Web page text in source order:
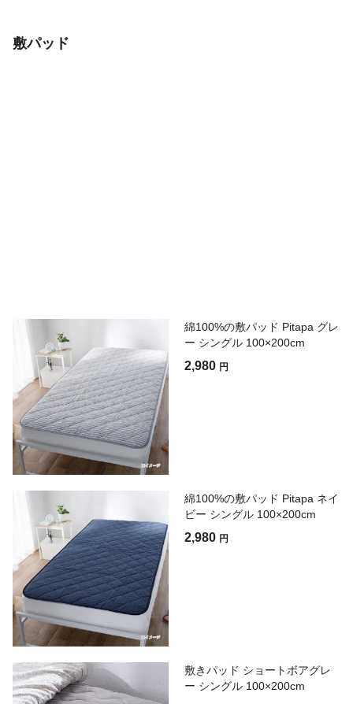
敷パッド
綿100%の敷パッド Pitapa グレ
ー シングル 100×200cm
2,980 円
綿100%の敷パッド Pitapa ネイ
ビー シングル 100×200cm
2,980 円
敷きパッド ショートボアグレ
ー シングル 100×200cm